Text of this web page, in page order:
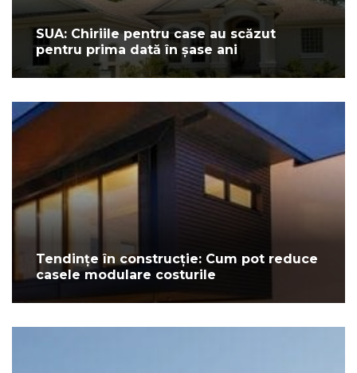
SUA: Chiriile pentru case au scăzut
pentru prima dată în șase ani
Tendințe în construcție: Cum pot reduce
casele modulare costurile